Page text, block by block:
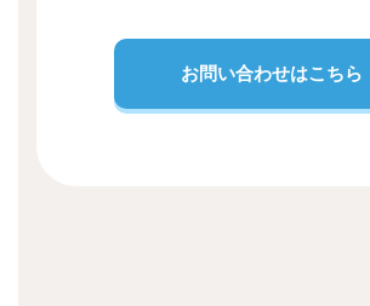
Ticket
mitt management
お問い合わせはこちら